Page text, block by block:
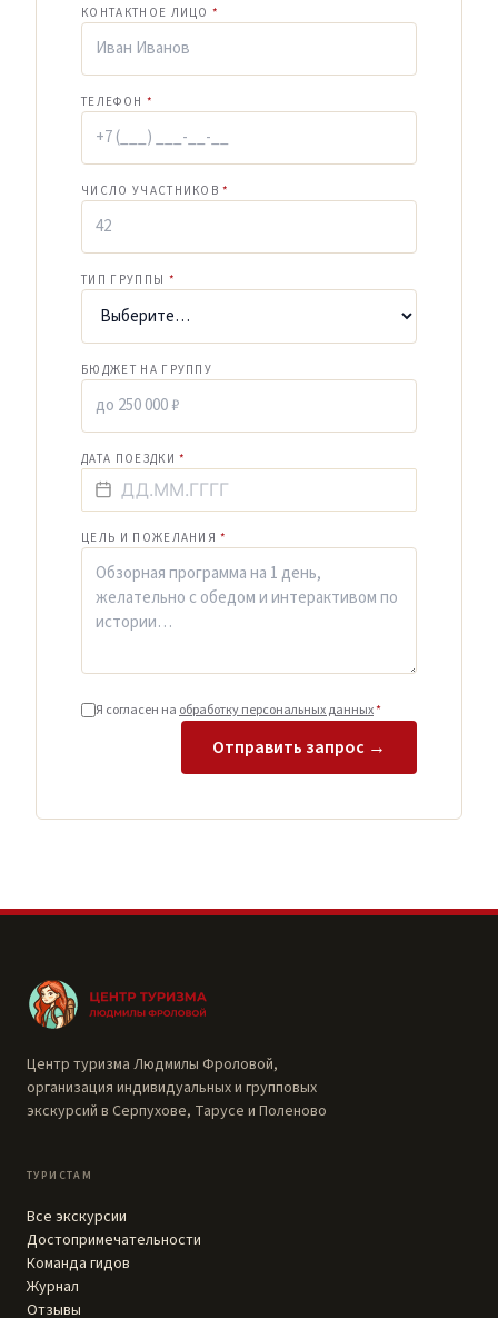
КОНТАКТНОЕ ЛИЦО*
ТЕЛЕФОН *
ЧИСЛО УЧАСТНИКОВ*
ТИП ГРУППЫ *
БЮДЖЕТ НА ГРУППУ
ДАТА ПОЕЗДКИ*
ЦЕЛЬ И ПОЖЕЛАНИЯ*
Я согласен на обработку персональных данных*
Отправить запрос →
Центр туризма Людмилы Фроловой,
организация индивидуальных и групповых
экскурсий в Серпухове, Тарусе и Поленово
ТУРИСТАМ
Все экскурсии
Достопримечательности
Команда гидов
Журнал
Отзывы